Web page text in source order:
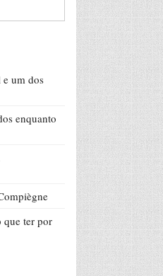
um dos
enquanto
que ter por